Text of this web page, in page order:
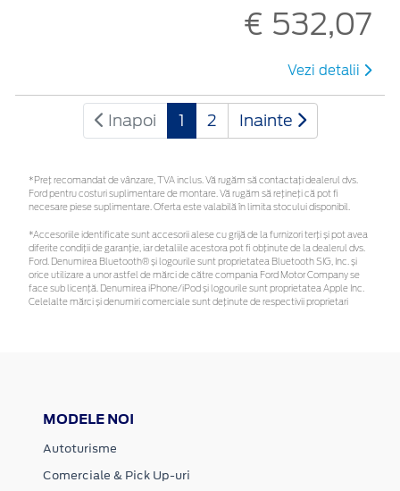
€ 532,07
Vezi detalii
Inapoi 1 2 Inainte
*Preţ recomandat de vânzare, TVA inclus. Vă rugăm să contactaţi dealerul dvs.
Ford pentru costuri suplimentare de montare. Vă rugăm să rețineți că pot fi
necesare piese suplimentare. Oferta este valabilă în limita stocului disponibil.
*Accesoriile identificate sunt accesorii alese cu grijă de la furnizori terți și pot avea
diferite condiții de garanție, iar detaliile acestora pot fi obținute de la dealerul dvs.
Ford. Denumirea Bluetooth® și logourile sunt proprietatea Bluetooth SIG, Inc. și
orice utilizare a unor astfel de mărci de către compania Ford Motor Company se
face sub licență. Denumirea iPhone/iPod și logourile sunt proprietatea Apple Inc.
Celelalte mărci și denumiri comerciale sunt deținute de respectivii proprietari
MODELE NOI
Autoturisme
Comerciale & Pick Up-uri